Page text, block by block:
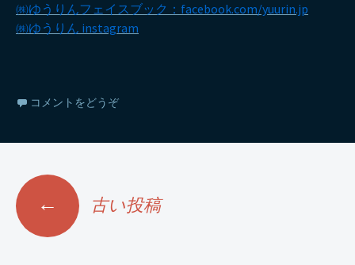
㈱ゆうりんフェイスブック：facebook.com/yuurin.jp
㈱ゆうりん instagram
コメントをどうぞ
投稿ナビゲーション
← 古い投稿